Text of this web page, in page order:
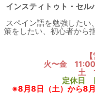
インスティトゥト・セル
スペイン語を勉強したい
策をしたい、初心者から
火〜金
土
定休日
※8月8日（土）から8月